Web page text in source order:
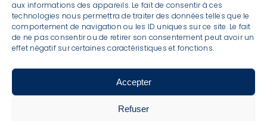
aux informations des appareils. Le fait de consentir à ces
technologies nous permettra de traiter des données telles que le
comportement de navigation ou les ID uniques sur ce site. Le fait
de ne pas consentir ou de retirer son consentement peut avoir un
effet négatif sur certaines caractéristiques et fonctions.
Accepter
Refuser
Roosevelt Valmont
10 rue Belles Fontaines